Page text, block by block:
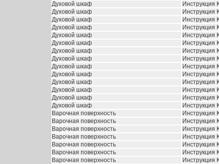
Духовой шкаф
Инструкция
Духовой шкаф
Инструкция
Духовой шкаф
Инструкция
Духовой шкаф
Инструкция
Духовой шкаф
Инструкция
Духовой шкаф
Инструкция
Духовой шкаф
Инструкция
Духовой шкаф
Инструкция
Духовой шкаф
Инструкция
Духовой шкаф
Инструкция
Духовой шкаф
Инструкция
Духовой шкаф
Инструкция
Духовой шкаф
Инструкция
Духовой шкаф
Инструкция
Варочная поверхность
Инструкция
Варочная поверхность
Инструкция
Варочная поверхность
Инструкция
Варочная поверхность
Инструкция
Варочная поверхность
Инструкция
Варочная поверхность
Инструкция
Варочная поверхность
Инструкция